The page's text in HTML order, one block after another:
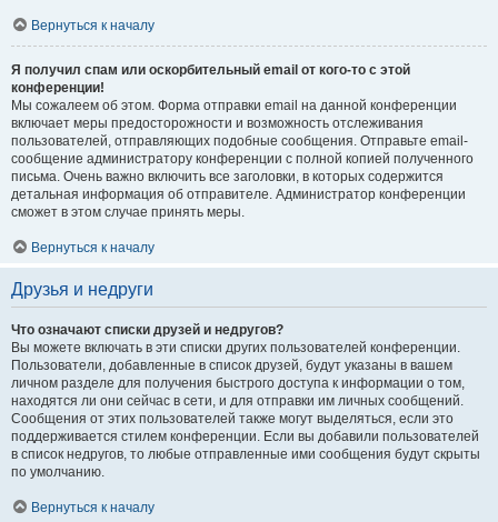
Вернуться к началу
Я получил спам или оскорбительный email от кого-то с этой
конференции!
Мы сожалеем об этом. Форма отправки email на данной конференции
включает меры предосторожности и возможность отслеживания
пользователей, отправляющих подобные сообщения. Отправьте email-
сообщение администратору конференции с полной копией полученного
письма. Очень важно включить все заголовки, в которых содержится
детальная информация об отправителе. Администратор конференции
сможет в этом случае принять меры.
Вернуться к началу
Друзья и недруги
Что означают списки друзей и недругов?
Вы можете включать в эти списки других пользователей конференции.
Пользователи, добавленные в список друзей, будут указаны в вашем
личном разделе для получения быстрого доступа к информации о том,
находятся ли они сейчас в сети, и для отправки им личных сообщений.
Сообщения от этих пользователей также могут выделяться, если это
поддерживается стилем конференции. Если вы добавили пользователей
в список недругов, то любые отправленные ими сообщения будут скрыты
по умолчанию.
Вернуться к началу